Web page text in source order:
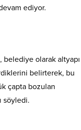
ediyor.
belediye olarak altyapı
belirterek, bu
çapta bozulan
söyledi.